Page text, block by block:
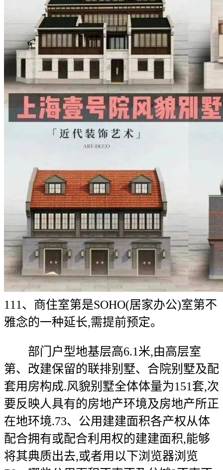
111、商住室第是SOHO(居家办公)室第不
雅念的一种延长,需提前预定。
部门户型地基层高6.1米,由高层室
第、改建保留的联排别墅、合院别墅及配
套用房构成.风貌别墅全体体量为151套,次
要反映人具有的房地产环境及房地产所正
在地环境.73、公用建建面积各产权从体
配合拥有或配合利用权的建建面积,能够
将其典质出去,或者用以下浏览器浏览